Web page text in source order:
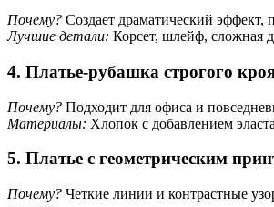
Почему? Создает драматический эффект,
Лучшие детали: Корсет, шлейф, сложная
4. Платье-рубашка строгого
Почему? Подходит для офиса и
Материалы: Хлопок с добавлением
5. Платье с геометрическим
Почему? Четкие линии и контрастные